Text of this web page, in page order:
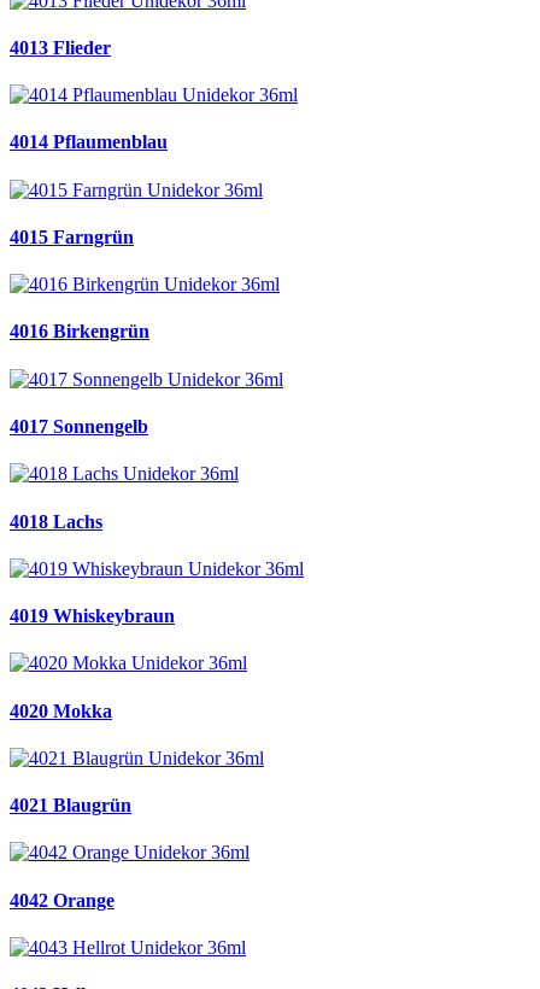
4013 Flieder
4014 Pflaumenblau
4015 Farngrün
4016 Birkengrün
4017 Sonnengelb
4018 Lachs
4019 Whiskeybraun
4020 Mokka
4021 Blaugrün
4042 Orange